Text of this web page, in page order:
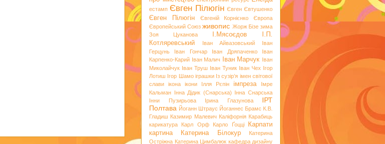
естамп Євген Пілюгін Євген Євтушенко
Євген Пілюгін Євгеній Корнієнко
Європа
Європейський Союз живопис Жорж Бізе зима
Зоя Цуканова
І.Мясоєдов
І.П.
Котляревський
Іван Айвазовський
Іван
Герцунь
Іван Гончар Іван Дряпаченко
Іван
Карпенко-Карий Іван Малич Іван Марчук Іван
Миколайчук Іван Труш Іван Туник Іван Чех Ігор
Лотиш Ігор Шамо іграшки Із сузір’я імен світової
слави
ікона ікони Ілля Рєпін імпреза
Імре
Кальман Інна Дідик (Снарська) Інна Снарська
Інни Пузирьова
Ірина Глазунова
ІРТ
Полтава Йоганн Штраус Йоганнес Брамс К.В.
Гладиш Казимир Малевич Каліфорнія Карабиць
карикатура
Карл Орф Карло Ґоцці
Карпати
картина
Катерина Білокур
Катерина
Остріжна Катерина Цимбалюк кафедра дизайну